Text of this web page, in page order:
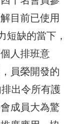
目前已使用
短缺的當下，
人排班意
員榮開發的
出令所有護
成員大為驚